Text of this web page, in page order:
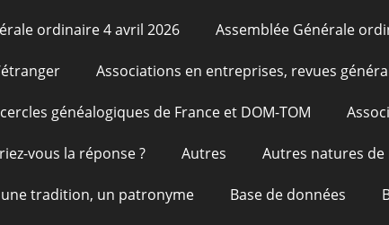
ordinaire 4 avril 2026 Assemblée Générale
Associations en entreprises, revues
généalogiques de France et DOM-TOM
vous la réponse ? Autres Autres natures de
une tradition, un patronyme Base de données